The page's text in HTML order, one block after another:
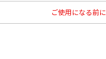
ご使用になる前に